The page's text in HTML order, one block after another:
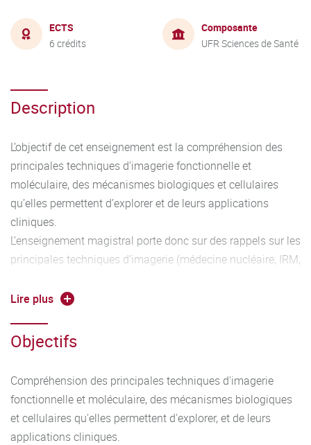
ECTS
6 crédits
Composante
UFR Sciences de Santé
Description
L’objectif de cet enseignement est la compréhension des
principales techniques d’imagerie fonctionnelle et
moléculaire, des mécanismes biologiques et cellulaires
qu’elles permettent d’explorer et de leurs applications
cliniques.
L’enseignement magistral porte donc sur des rappels sur les
principales techniques d’imagerie (médecine nucléaire, IRM,
de traceurs pour l’imagerie (agents de contraste,
les différentes applications en routine et en recherche
clinique, notamment dans le domaine de la cardiologie,
Enfin l’enseignement dirigé comprend la réalisation d’un
mémoire bibliographique et d’une présentation orale sur un
sujet de recherche avec l’aide d’un enseignant responsable.
Lire plus
Objectifs
Compréhension des principales techniques d'imagerie
fonctionnelle et moléculaire, des mécanismes biologiques
et cellulaires qu'elles permettent d'explorer, et de leurs
applications cliniques.